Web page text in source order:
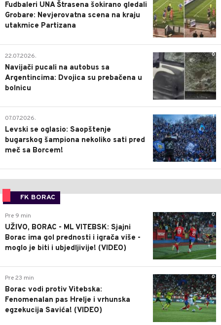
Fudbaleri UNA Štrasena šokirano gledali
Grobare: Nevjerovatna scena na kraju
utakmice Partizana
0
22.07.2026.
Navijači pucali na autobus sa
Argentincima: Dvojica su prebačena u
bolnicu
1
07.07.2026.
Levski se oglasio: Saopštenje
bugarskog šampiona nekoliko sati pred
meč sa Borcem!
FK BORAC
0
Pre 9 min
UŽIVO, BORAC - ML VITEBSK: Sjajni
Borac ima gol prednosti i igrača više -
moglo je biti i ubjedljivije! (VIDEO)
0
Pre 23 min
Borac vodi protiv Vitebska:
Fenomenalan pas Hrelje i vrhunska
egzekucija Savića! (VIDEO)